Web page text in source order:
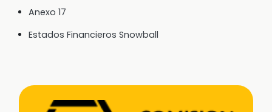
Anexo 17
Estados Financieros Snowball